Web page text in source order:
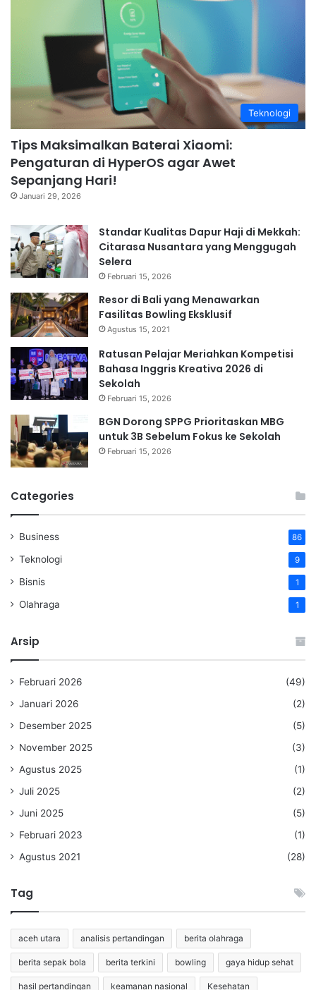
Teknologi
Tips Maksimalkan Baterai Xiaomi:
Pengaturan di HyperOS agar Awet
Sepanjang Hari!
Januari 29, 2026
Standar Kualitas Dapur Haji di Mekkah:
Citarasa Nusantara yang Menggugah
Selera
Februari 15, 2026
Resor di Bali yang Menawarkan
Fasilitas Bowling Eksklusif
Agustus 15, 2021
Ratusan Pelajar Meriahkan Kompetisi
Bahasa Inggris Kreativa 2026 di
Sekolah
Februari 15, 2026
BGN Dorong SPPG Prioritaskan MBG
untuk 3B Sebelum Fokus ke Sekolah
Februari 15, 2026
Categories
Business 86
Teknologi 9
Bisnis 1
Olahraga 1
Arsip
Februari 2026
(49)
Januari 2026
(2)
Desember 2025
(5)
November 2025
(3)
Agustus 2025
(1)
Juli 2025
(2)
Juni 2025
(5)
Februari 2023
(1)
Agustus 2021
(28)
Tag
aceh utara analisis pertandingan berita olahraga
berita sepak bola berita terkini bowling gaya hidup sehat
hasil pertandingan keamanan nasional Kesehatan